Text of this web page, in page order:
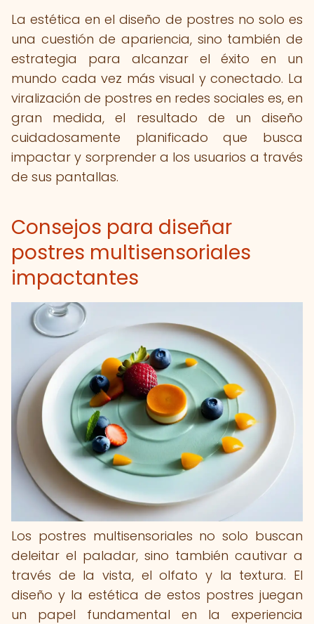
La estética en el diseño de postres no solo es
una cuestión de apariencia, sino también de
estrategia para alcanzar el éxito en un
mundo cada vez más visual y conectado. La
viralización de postres en redes sociales es, en
gran medida, el resultado de un diseño
cuidadosamente planificado que busca
impactar y sorprender a los usuarios a través
de sus pantallas.
Consejos para diseñar
postres multisensoriales
impactantes
Los postres multisensoriales no solo buscan
deleitar el paladar, sino también cautivar a
través de la vista, el olfato y la textura. El
diseño y la estética de estos postres juegan
un papel fundamental en la experiencia